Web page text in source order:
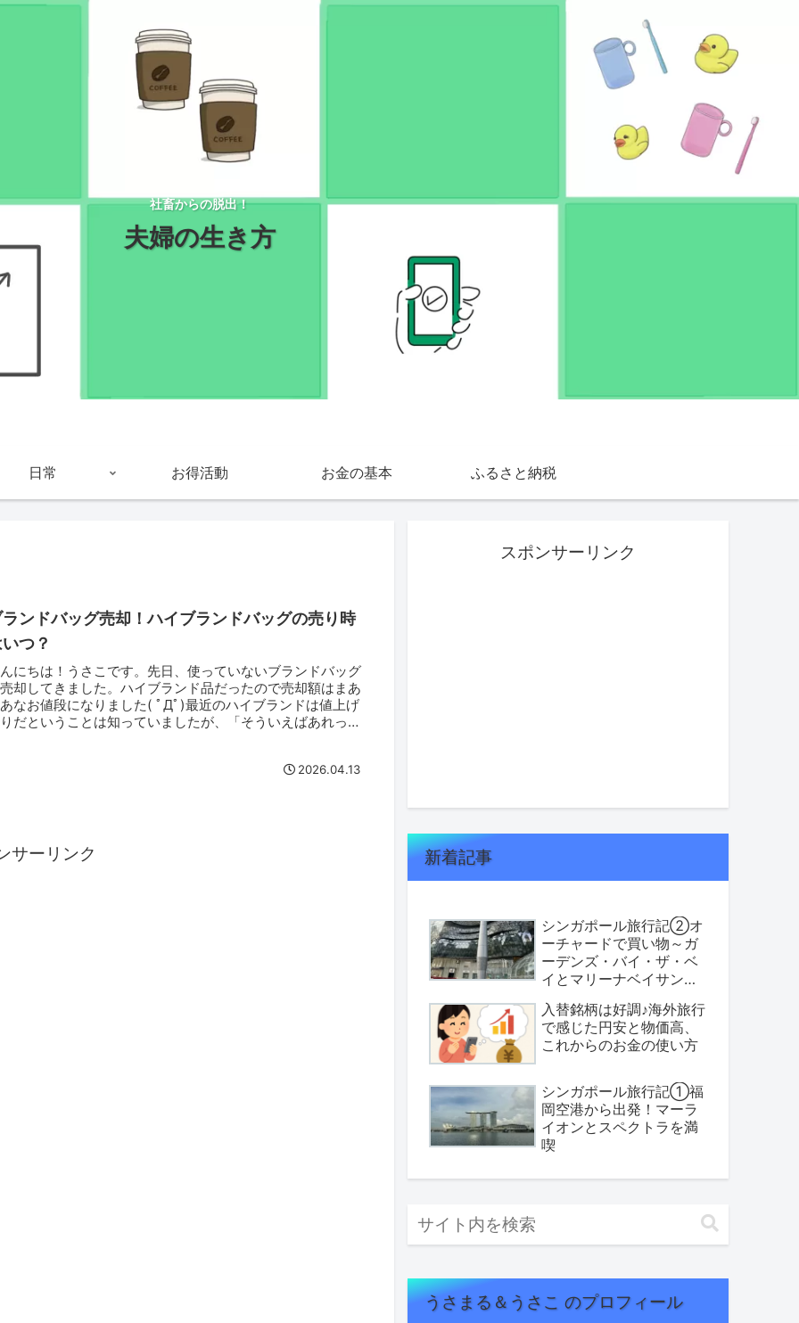
社畜からの脱出！
夫婦の生き方
日常 お得活動 お金の基本 ふるさと納税
ンドバッグ売却！ハイブランドバッグの売り時
つ？
にちは！うさこです。先日、使っていないブランドバッグ
却してきました。ハイブランド品だったので売却額はまあ
なお値段になりました( ﾟДﾟ)最近のハイブランドは値上げ
だということは知っていましたが、「そういえばあれって
2026.04.13
サーリンク
スポンサーリンク
新着記事
シンガポール旅行記②オ
ーチャードで買い物～ガ
ーデンズ・バイ・ザ・ベ
イとマリーナベイサンズ
入替銘柄は好調♪海外旅行
で感じた円安と物価高、
これからのお金の使い方
シンガポール旅行記①福
岡空港から出発！マーラ
イオンとスペクトラを満
喫
うさまる＆うさこ のプロフィール